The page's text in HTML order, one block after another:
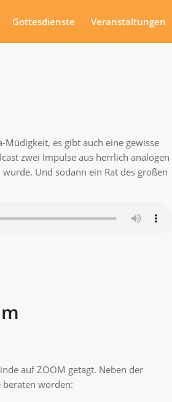
Gottesdienste Veranstaltungen
es gibt auch eine gewisse
zwei Impulse aus herrlich analogen
Und sodann ein Rat des großen
auf ZOOM getagt. Neben der
beraten worden: